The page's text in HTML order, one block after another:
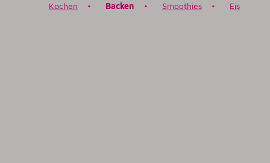
Kochen • Backen • Smoothies • Eis